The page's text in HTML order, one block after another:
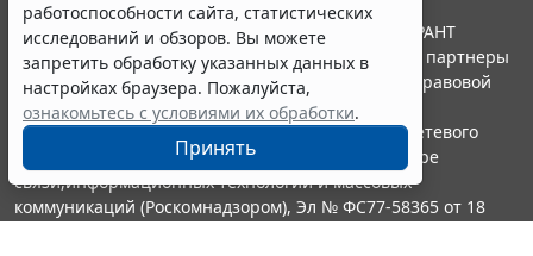
работоспособности сайта, статистических
исследований и обзоров. Вы можете
запретить обработку указанных данных в
настройках браузера. Пожалуйста,
ознакомьтесь с условиями их обработки.
Принять
© ООО "НПП "ГАРАНТ-СЕРВИС", 2026. Система ГАРАНТ
выпускается с 1990 года. Компания "Гарант" и ее партнеры
являются участниками Российской ассоциации правовой
информации ГАРАНТ.
Портал ГАРАНТ.РУ зарегистрирован в качестве сетевого
издания Федеральной службой по надзору в сфере
связи,информационных технологий и массовых
коммуникаций (Роскомнадзором), Эл № ФС77-58365 от 18